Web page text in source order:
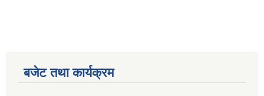
बजेट तथा कार्यक्रम